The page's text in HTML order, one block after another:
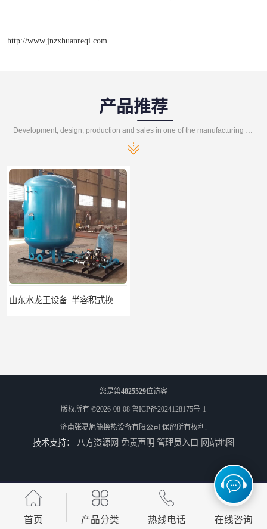
http://www.jnzxhuanreqi.com
产品推荐
您是第4825529位访客
版权所有 ©2026-08-08 鲁ICP备2024128175号-1
济南张夏旭能换热设备有限公司 保留所有权利.
技术支持： 八方资源网 免责声明 管理员入口 网站地图
首页 产品分类 热线电话 在线咨询